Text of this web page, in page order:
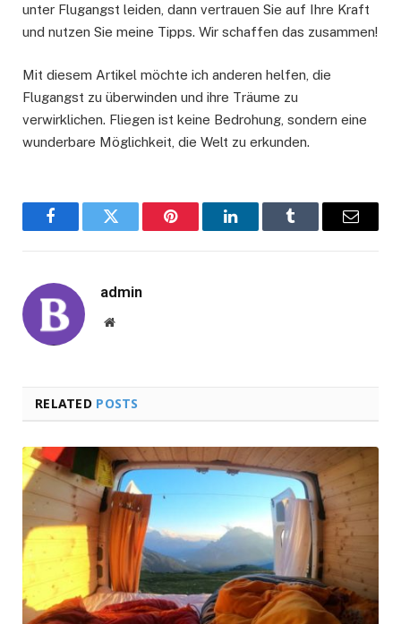
unter Flugangst leiden, dann vertrauen Sie auf Ihre Kraft
und nutzen Sie meine Tipps. Wir schaffen das zusammen!
Mit diesem Artikel möchte ich anderen helfen, die
Flugangst zu überwinden und ihre Träume zu
verwirklichen. Fliegen ist keine Bedrohung, sondern eine
wunderbare Möglichkeit, die Welt zu erkunden.
FacebookTwitter Pinterest LinkedInTumblr Email
admin
Website
RELATED POSTS